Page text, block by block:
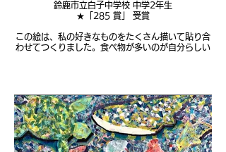
鈴鹿市立白子中学校 中学2年生
★「285 賞」 受賞
この絵は、私の好きなものをたくさん描いて貼り合
わせてつくりました。食べ物が多いのが自分らしい